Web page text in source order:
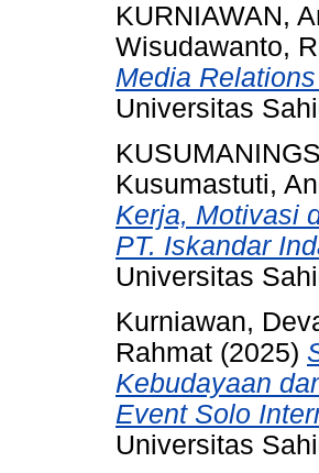
KURNIAWAN,
Wisudawanto,
Media
Universitas
Kusumastuti,
Kerja, Motivasi
PT. Iskandar
Universitas
Kurniawan,
Rahmat (2025)
Kebudayaan
Event Solo
Universitas